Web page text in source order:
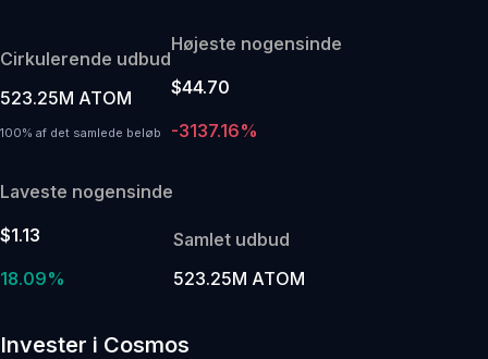
Cirkulerende udbud
523.25M ATOM
100% af det samlede beløb
Højeste nogensinde
$44.70
-3137.16%
Laveste nogensinde
$1.13
18.09%
Samlet udbud
523.25M ATOM
Invester i Cosmos